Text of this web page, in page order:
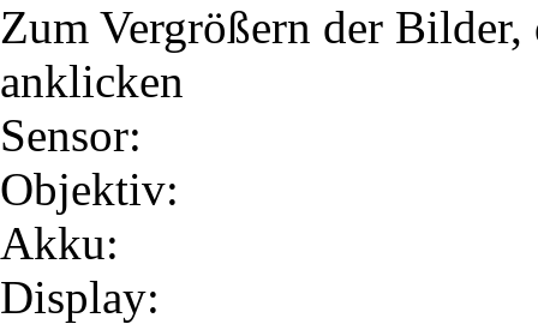
Zum Vergrößern der Bilder,
anklicken
Sensor:
Objektiv:
Akku:
Display: